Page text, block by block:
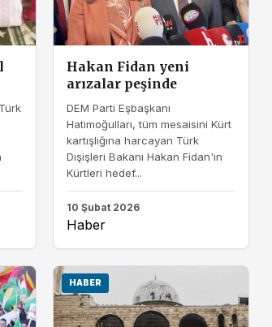
Hakan Fidan yeni
arızalar peşinde
DEM Parti Eşbaşkanı
Hatimoğulları, tüm mesaisini Kürt
kartışlığına harcayan Türk
Dışişleri Bakanı Hakan Fidan'ın
Kürtleri hedef...
10 Şubat 2026
Haber
HABER